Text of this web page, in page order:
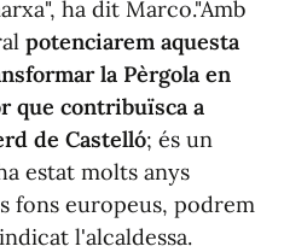
ha dit Marco."Amb
potenciarem aquesta
la Pèrgola en
que contribuïsca a
de Castelló; és un
estat molts anys
fons europeus, podrem
l'alcaldessa.